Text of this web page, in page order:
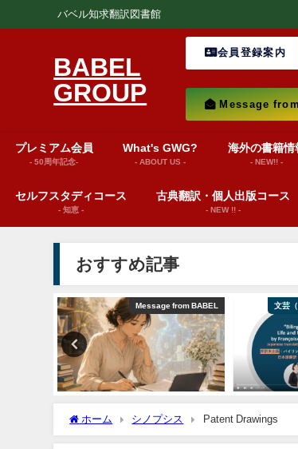
バベル知求翻訳図書館
BABEL
GROUP
会員登録案内
Message
プレミアム会員
- 50周年記念-
What's GWG?
- ABOUT US -
海外の書籍情
- NEW!! -
セルフスタディコース
- 知恵 -
古典翻訳・個人出版コース
- NEW !! -
おすすめ記事
Message from BABEL 文芸
ホーム シノプシス Patent Drawings